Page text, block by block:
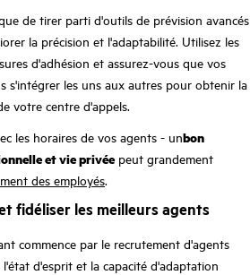
de tirer parti d'outils de prévision avancés
la précision et l'adaptabilité. Utilisez les
d'adhésion et assurez-vous que vos
s'intégrer les uns aux autres pour obtenir la
votre centre d'appels.
les horaires de vos agents - unbon
et vie privéepeut grandement
des employés.
fidéliser les meilleurs agents
commence par le recrutement d'agents
d'esprit et la capacité d'adaptation